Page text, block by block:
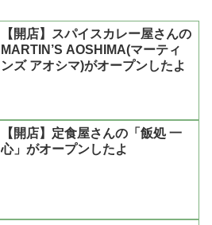
【開店】スパイスカレー屋さんの
MARTIN’S AOSHIMA(マーティ
ンズ アオシマ)がオープンしたよ
【開店】定食屋さんの「飯処 一
心」がオープンしたよ